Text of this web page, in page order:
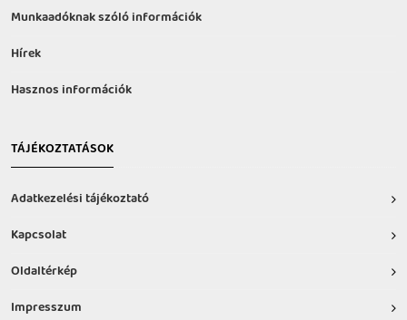
Munkaadóknak szóló információk
Hírek
Hasznos információk
TÁJÉKOZTATÁSOK
Adatkezelési tájékoztató
Kapcsolat
Oldaltérkép
Impresszum